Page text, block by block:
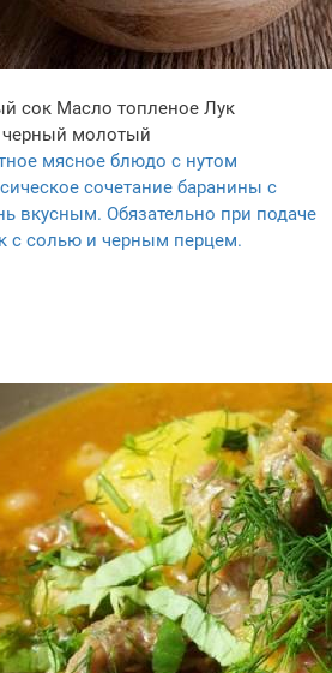
сок Масло топленое Лук
черный молотый
мясное блюдо с нутом
сочетание баранины с
вкусным. Обязательно при подаче
с солью и черным перцем.